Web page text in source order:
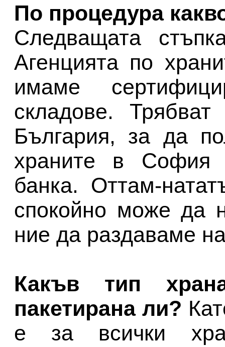
По процедура
Следващата
Агенцията по
имаме
складове.
България, за да
храните в София
банка. Оттам-
спокойно може да
ние да раздаваме
Какъв тип
пакетирана ли?
е за всички